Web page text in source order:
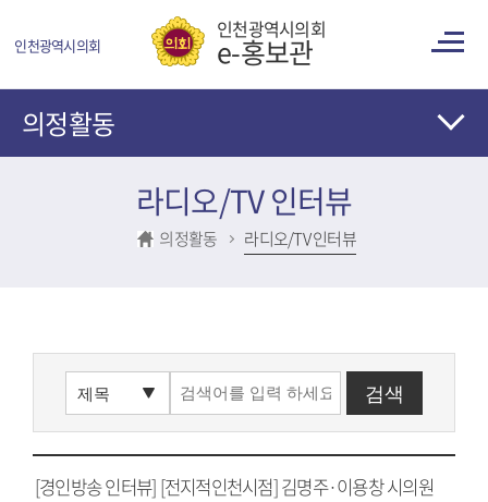
인천광역시의회
인천광역시의회
e-홍보관
의정활동
라디오/TV 인터뷰
의정활동 라디오/TV 인터뷰
[경인방송 인터뷰] [전지적인천시점] 김명주·이용창 시의원